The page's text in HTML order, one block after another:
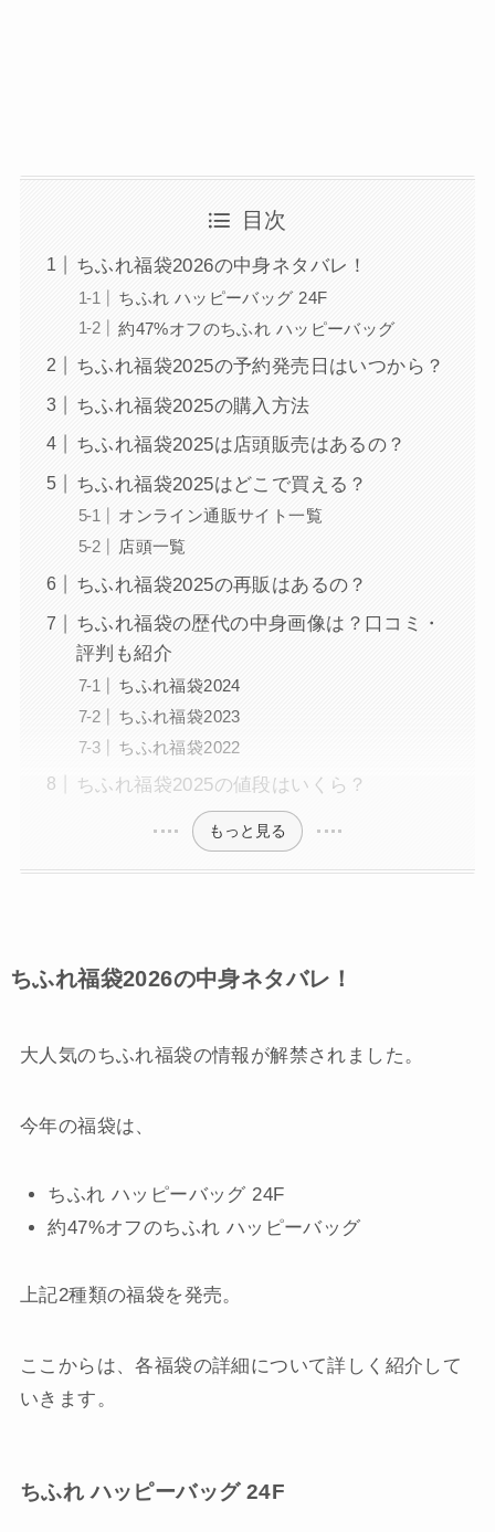
目次
ちふれ福袋2026の中身ネタバレ！
ちふれ ハッピーバッグ 24F
約47%オフのちふれ ハッピーバッグ
ちふれ福袋2025の予約発売日はいつから？
ちふれ福袋2025の購入方法
ちふれ福袋2025は店頭販売はあるの？
ちふれ福袋2025はどこで買える？
オンライン通販サイト一覧
店頭一覧
ちふれ福袋2025の再販はあるの？
ちふれ福袋の歴代の中身画像は？口コミ・
評判も紹介
ちふれ福袋2024
ちふれ福袋2023
ちふれ福袋2022
ちふれ福袋2025の値段はいくら？
もっと見る
ちふれ福袋2026の中身ネタバレ！
大人気のちふれ福袋の情報が解禁されました。
今年の福袋は、
ちふれ ハッピーバッグ 24F
約47%オフのちふれ ハッピーバッグ
上記2種類の福袋を発売。
ここからは、各福袋の詳細について詳しく紹介して
いきます。
ちふれ ハッピーバッグ 24F